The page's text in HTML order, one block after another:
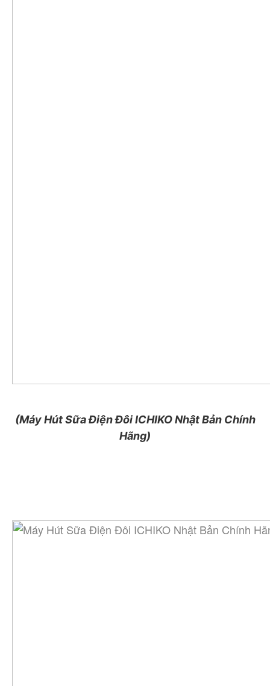
(Máy Hút Sữa Điện Đôi ICHIKO Nhật Bản Chính
Hãng)